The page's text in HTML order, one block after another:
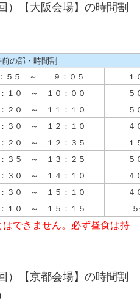
）【大阪会場】 の時間割
前の部・時間割
５５ ～ ９：０５
１
１０ ～ １０：００
５
：２０ ～ １１：１０
５
：３０ ～ １２：１０
４
：２０ ～ １２：３５
１
：３５ ～ １３：２５
５
：３０ ～ １４：１０
４
：３０ ～ １５：１０
４
：１０ ～ １５：１５
できません。必ず昼食は持
）【京都会場】の時間割